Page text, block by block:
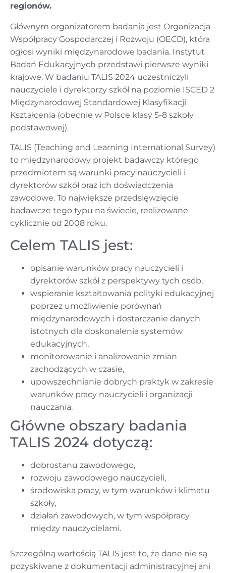
regionów.
Głównym organizatorem badania jest Organizacja
Współpracy Gospodarczej i Rozwoju (OECD), która
ogłosi wyniki międzynarodowe badania. Instytut
Badań Edukacyjnych przedstawi pierwsze wyniki
krajowe. W badaniu TALIS 2024 uczestniczyli
nauczyciele i dyrektorzy szkół na poziomie ISCED 2
Międzynarodowej Standardowej Klasyfikacji
Kształcenia (obecnie w Polsce klasy 5-8 szkoły
podstawowej).
TALIS (Teaching and Learning International Survey)
to międzynarodowy projekt badawczy którego
przedmiotem są warunki pracy nauczycieli i
dyrektorów szkół oraz ich doświadczenia
zawodowe. To największe przedsięwzięcie
badawcze tego typu na świecie, realizowane
cyklicznie od 2008 roku.
Celem TALIS jest:
opisanie warunków pracy nauczycieli i
dyrektorów szkół z perspektywy tych osób,
wspieranie kształtowania polityki edukacyjnej
poprzez umożliwienie porównań
międzynarodowych i dostarczanie danych
istotnych dla doskonalenia systemów
edukacyjnych,
monitorowanie i analizowanie zmian
zachodzących w czasie,
upowszechnianie dobrych praktyk w zakresie
warunków pracy nauczycieli i organizacji
nauczania.
Główne obszary badania
TALIS 2024 dotyczą:
dobrostanu zawodowego,
rozwoju zawodowego nauczycieli,
środowiska pracy, w tym warunków i klimatu
szkoły,
działań zawodowych, w tym współpracy
między nauczycielami.
Szczególną wartością TALIS jest to, że dane nie są
pozyskiwane z dokumentacji administracyjnej ani